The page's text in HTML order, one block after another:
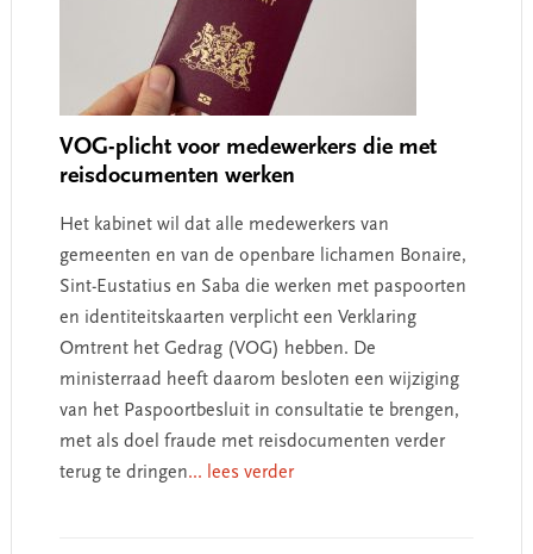
VOG-plicht voor medewerkers die met
reisdocumenten werken
Het kabinet wil dat alle medewerkers van
gemeenten en van de openbare lichamen Bonaire,
Sint-Eustatius en Saba die werken met paspoorten
en identiteitskaarten verplicht een Verklaring
Omtrent het Gedrag (VOG) hebben. De
ministerraad heeft daarom besloten een wijziging
van het Paspoortbesluit in consultatie te brengen,
met als doel fraude met reisdocumenten verder
terug te dringen... lees verder